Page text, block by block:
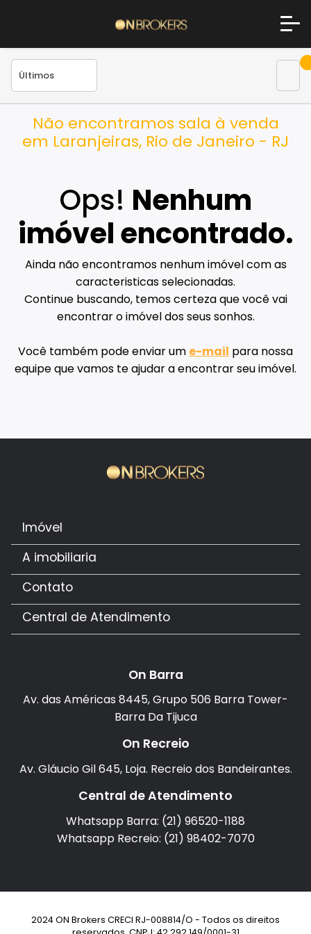
Não encontramos sala à venda
em Laranjeiras, Rio de Janeiro - RJ
Ops! Nenhum
imóvel encontrado.
Ainda não encontramos nenhum imóvel com as
caracteristicas selecionadas.
Continue buscando, temos certeza que você vai
encontrar o imóvel dos seus sonhos.
Você também pode enviar um e-mail para nossa
equipe que vamos te ajudar a encontrar seu imóvel.
Imóvel
A imobiliaria
Contato
Central de Atendimento
On Barra
Av. das Américas 8445, Grupo 506 Barra Tower-
Barra Da Tijuca
On Recreio
Av. Gláucio Gil 645, Loja. Recreio dos Bandeirantes.
Central de Atendimento
Whatsapp Barra: (21) 96520-1188
Whatsapp Recreio: (21) 98402-7070
2024 ON Brokers CRECI RJ-008814/O - Todos os direitos